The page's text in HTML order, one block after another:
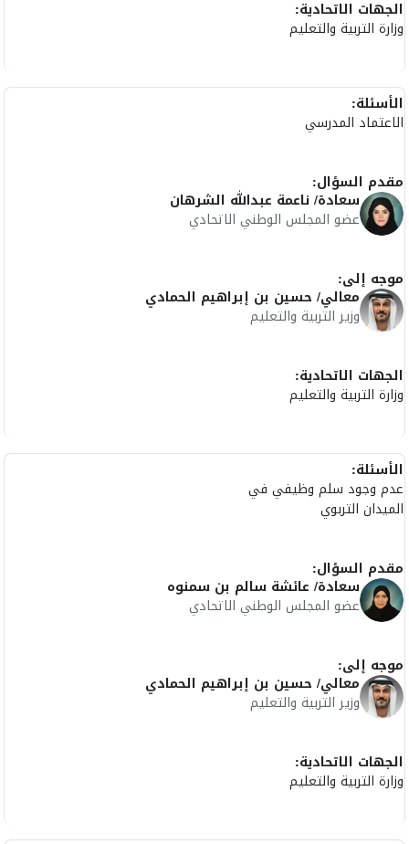
الجهات الاتحادية:
وزارة التربية والتعليم
الأسئلة:
الاعتماد المدرسي
مقدم السؤال:
سعادة/ ناعمة عبدالله الشرهان
عضو المجلس الوطني الاتحادي
موجه إلى:
معالي/ حسين بن إبراهيم الحمادي
وزير التربية والتعليم
الجهات الاتحادية:
وزارة التربية والتعليم
الأسئلة:
عدم وجود سلم وظيفي في
الميدان التربوي
مقدم السؤال:
سعادة/ عائشة سالم بن سمنوه
عضو المجلس الوطني الاتحادي
موجه إلى:
معالي/ حسين بن إبراهيم الحمادي
وزير التربية والتعليم
الجهات الاتحادية:
وزارة التربية والتعليم